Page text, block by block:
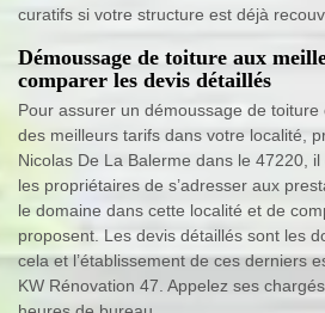
curatifs si votre structure est déjà
Démoussage de toiture aux
comparer les devis détaillés
Pour assurer un démoussage de
des meilleurs tarifs dans votre localité,
Nicolas De La Balerme dans le 47220,
les propriétaires de s’adresser aux
le domaine dans cette localité et de
proposent. Les devis détaillés sont les
cela et l’établissement de ces derniers
KW Rénovation 47. Appelez ses